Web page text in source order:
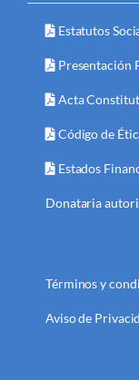
Estatutos
Presentación
Acta
Código de
Estados
Donataria
Términos y
Aviso de